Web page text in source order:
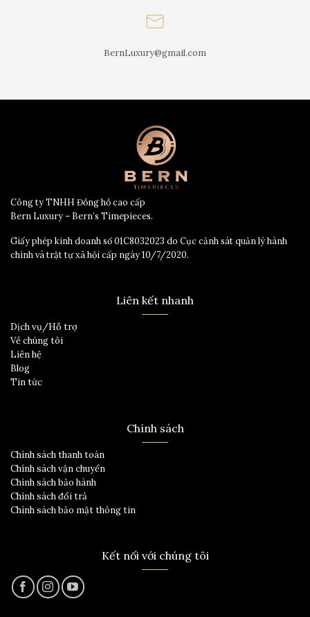
BernLuxury@gmail.com
Công ty TNHH Đồng hồ cao cấp
Bern Luxury – Bern’s Timepieces.
Giấy phép kinh doanh số 01C8032023 do Cục cảnh sát quản lý hành
chính và trật tự xã hội cấp ngày 10/7/2020.
Liên kết nhanh
Dịch vụ/Hỗ trợ
Về chúng tôi
Liên hệ
Blog
Tin tức
Chính sách
Chính sách thanh toán
Chính sách vận chuyển
Chính sách bảo hành
Chính sách đổi trả
Chính sách bảo mật thông tin
Kết nối với chúng tôi